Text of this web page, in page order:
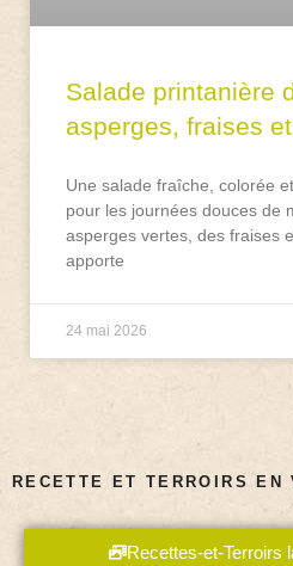
Salade printanière
asperges, fraises
Une salade fraîche, colorée
pour les journées douces de
asperges vertes, des fraises
apporte
24 mai 2026
RECETTE ET TERROIRS EN
Recettes-et-Terroirs